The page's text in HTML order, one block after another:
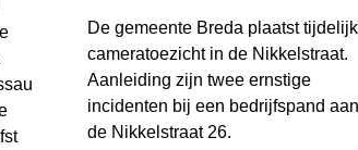
De gemeente Breda plaatst tijdelijk
cameratoezicht in de Nikkelstraat.
Aanleiding zijn twee ernstige
incidenten bij een bedrijfspand aan
de Nikkelstraat 26.